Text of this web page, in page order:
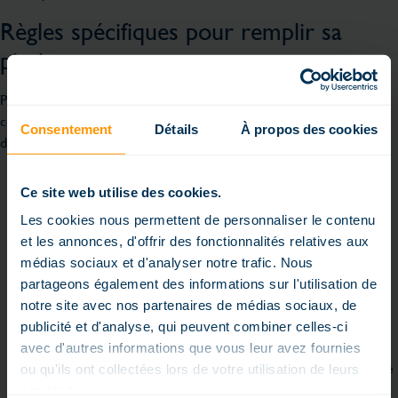
Consentement Détails À propos des cookies
Ce site web utilise des cookies.
Les cookies nous permettent de personnaliser le contenu
et les annonces, d'offrir des fonctionnalités relatives aux
médias sociaux et d'analyser notre trafic. Nous
partageons également des informations sur l'utilisation de
notre site avec nos partenaires de médias sociaux, de
publicité et d'analyse, qui peuvent combiner celles-ci
avec d'autres informations que vous leur avez fournies
ou qu'ils ont collectées lors de votre utilisation de leurs
Règles spécifiques pour remplir sa
piscine
Pour remplir sa piscine en cas de sécheresse, il est essentiel de se
conformer aux directives locales. Les restrictions d’eau dans le
département Cote-d’Or peuvent inclure :
périodes de sécheresse sévère, remplir sa piscine peut être
complètement interdit pour conserver l’eau pour des usages
plus critiques.
Restrictions horaires : certaines municipalités peuvent
autoriser le remplissage uniquement à des heures spécifiques,
souvent en dehors des heures de forte demande pour
minimiser l’impact sur le réseau d’eau.
Utilisation de sources alternatives : les propriétaires de
piscines sont encouragés à utiliser de l’eau de pluie récupérée